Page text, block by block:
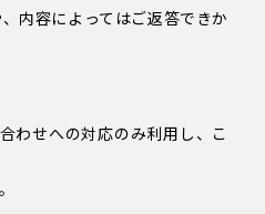
内容によってはご返答できか
わせへの対応のみ利用し、こ